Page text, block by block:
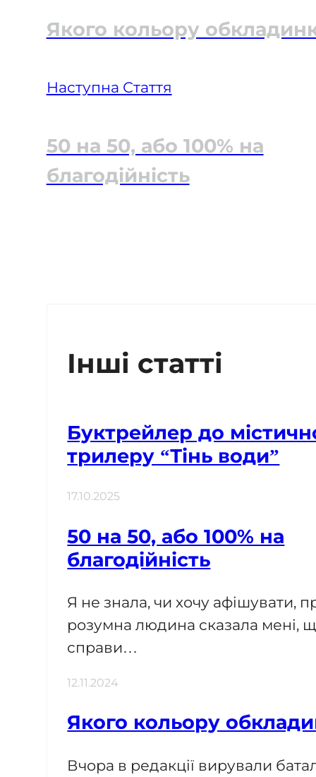
Якого кольору
Наступна Стаття
50 на 50, або 100% на
благодійність
Інші статті
Буктрейлер до
трилеру “Тінь води”
17.10.2025
50 на 50, або 100% на
благодійність
Я не знала, чи хочу афішувати,
розумна людина сказала мені,
справи…
12.11.2024
Якого кольору
Вчора в редакції вирували